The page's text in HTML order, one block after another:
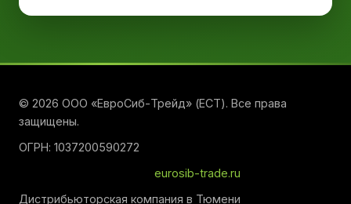
© 2026 ООО «ЕвроСиб-Трейд» (ЕСТ). Все права
защищены.
ОГРН: 1037200590272
eurosib-trade.ru
Дистрибьюторская компания в Тюмени